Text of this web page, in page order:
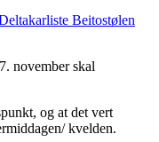
Beitostølen
november skal
og at det vert
kvelden.